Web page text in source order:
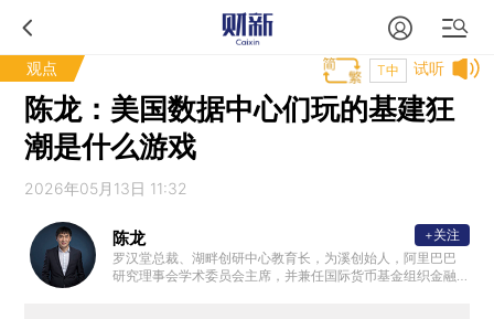
观点 试听
T中
陈龙：美国数据中心们玩的基建狂
潮是什么游戏
2026年05月13日 11:32
陈龙
罗汉堂总裁、湖畔创研中心教育长，为溪创始人，阿里巴巴
研究理事会学术委员会主席，并兼任国际货币基金组织金融
+关注